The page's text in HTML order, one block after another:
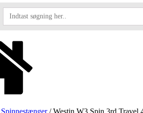
Spinnestænger/ Westin W3 Spin 3rd Travel